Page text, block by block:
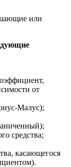
или
от
Малус);
средства;
касающегося